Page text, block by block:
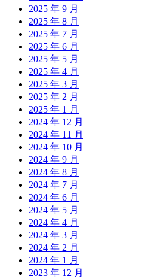
2025 年 9 月
2025 年 8 月
2025 年 7 月
2025 年 6 月
2025 年 5 月
2025 年 4 月
2025 年 3 月
2025 年 2 月
2025 年 1 月
2024 年 12 月
2024 年 11 月
2024 年 10 月
2024 年 9 月
2024 年 8 月
2024 年 7 月
2024 年 6 月
2024 年 5 月
2024 年 4 月
2024 年 3 月
2024 年 2 月
2024 年 1 月
2023 年 12 月